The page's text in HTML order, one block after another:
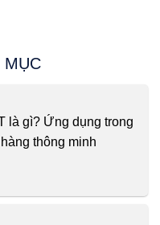
MỤC
là gì? Ứng dụng trong
thông minh